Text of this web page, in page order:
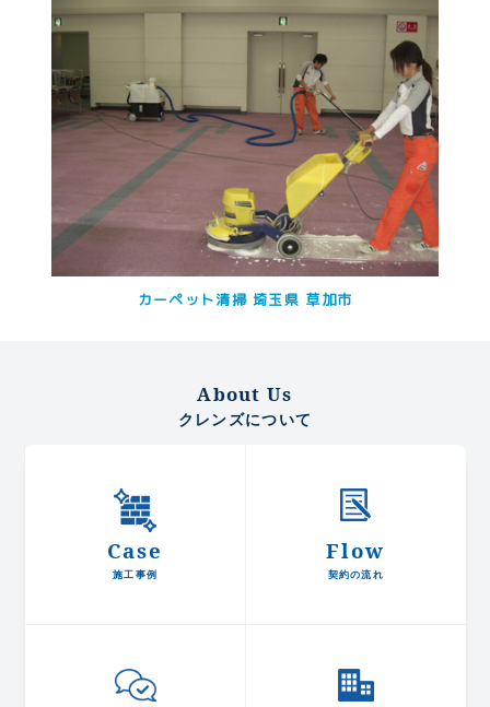
カーペット清掃 埼玉県 草加市
About Us
クレンズについて
Case
施工事例
Flow
契約の流れ